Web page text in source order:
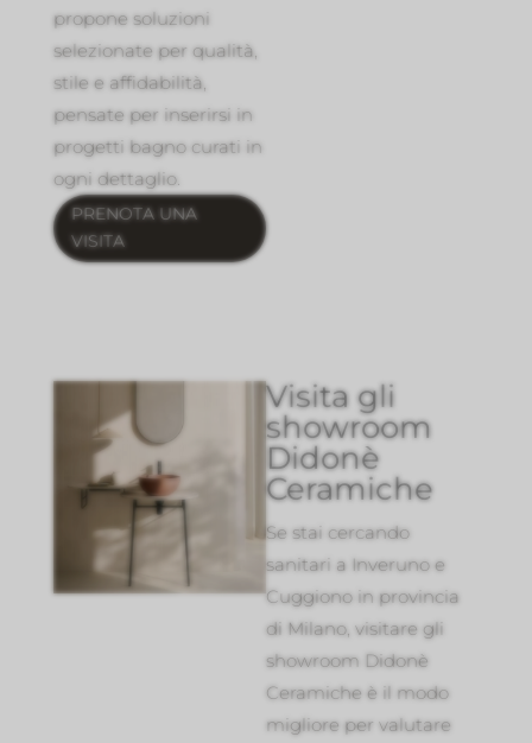
propone soluzioni
selezionate per qualità,
stile e affidabilità,
pensate per inserirsi in
progetti bagno curati in
ogni dettaglio.
PRENOTA UNA
VISITA
Visita gli
showroom
Didonè
Ceramiche
Se stai cercando
sanitari a Inveruno e
Cuggiono in provincia
di Milano, visitare gli
showroom Didonè
Ceramiche è il modo
migliore per valutare